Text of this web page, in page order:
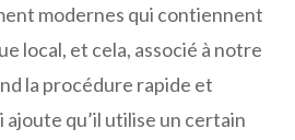
modernes qui contiennent
local, et cela, associé à notre
la procédure rapide et
ajoute qu’il utilise un certain